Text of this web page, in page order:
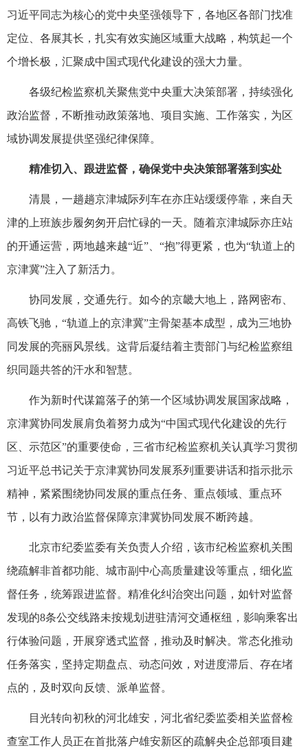
习近平同志为核心的党中央坚强领导下，各地区各部门找准
定位、各展其长，扎实有效实施区域重大战略，构筑起一个
个增长极，汇聚成中国式现代化建设的强大力量。
各级纪检监察机关聚焦党中央重大决策部署，持续强化
政治监督，不断推动政策落地、项目实施、工作落实，为区
域协调发展提供坚强纪律保障。
精准切入、跟进监督，确保党中央决策部署落到实处
清晨，一趟趟京津城际列车在亦庄站缓缓停靠，来自天
津的上班族步履匆匆开启忙碌的一天。随着京津城际亦庄站
的开通运营，两地越来越“近”、“抱”得更紧，也为“轨道上的
京津冀”注入了新活力。
协同发展，交通先行。如今的京畿大地上，路网密布、
高铁飞驰，“轨道上的京津冀”主骨架基本成型，成为三地协
同发展的亮丽风景线。这背后凝结着主责部门与纪检监察组
织同题共答的汗水和智慧。
作为新时代谋篇落子的第一个区域协调发展国家战略，
京津冀协同发展肩负着努力成为“中国式现代化建设的先行
区、示范区”的重要使命，三省市纪检监察机关认真学习贯彻
习近平总书记关于京津冀协同发展系列重要讲话和指示批示
精神，紧紧围绕协同发展的重点任务、重点领域、重点环
节，以有力政治监督保障京津冀协同发展不断跨越。
北京市纪委监委有关负责人介绍，该市纪检监察机关围
绕疏解非首都功能、城市副中心高质量建设等重点，细化监
督任务，统筹跟进监督。精准化纠治突出问题，如针对监督
发现的8条公交线路未按规划进驻清河交通枢纽，影响乘客出
行体验问题，开展穿透式监督，推动及时解决。常态化推动
任务落实，坚持定期盘点、动态问效，对进度滞后、存在堵
点的，及时双向反馈、派单监督。
目光转向初秋的河北雄安，河北省纪委监委相关监督检
查室工作人员正在首批落户雄安新区的疏解央企总部项目建